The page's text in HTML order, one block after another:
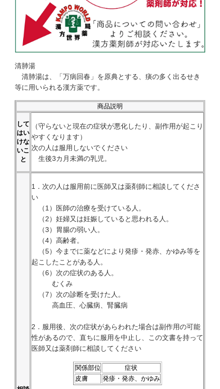
清肺湯
清肺湯は、「万病回春」を原典とする、痰の多く出るせき
等に用いられる漢方薬です。
商品説明
して
はい
けな
いこ
と
（守らないと現在の症状が悪化したり、副作用が起こり
やすくなります）
次の人は服用しないでください
生後3カ月未満の乳児。
1．次の人は服用前に医師又は薬剤師に相談してくださ
い
（1）医師の治療を受けている人。
（2）妊婦又は妊娠していると思われる人。
（3）胃腸の弱い人。
（4）高齢者。
（5）今までに薬などにより発疹・発赤、かゆみ等を
起こしたことがある人。
（6）次の症状のある人。
むくみ
（7）次の診断を受けた人。
高血圧、心臓病、腎臓病
2．服用後、次の症状があらわれた場合は副作用の可能
性があるので、直ちに服用を中止し、この文書を持って
医師又は薬剤師に相談してください
関係部位
症状
皮膚
発疹・発赤、かゆみ